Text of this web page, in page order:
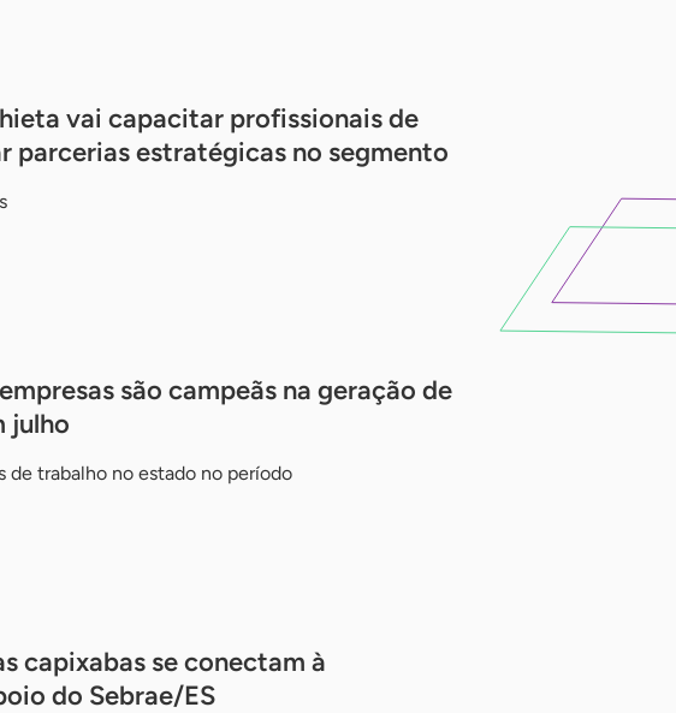
vai capacitar profissionais de
parcerias estratégicas no segmento
são campeãs na geração de
julho
de trabalho no estado no período
capixabas se conectam à
do Sebrae/ES